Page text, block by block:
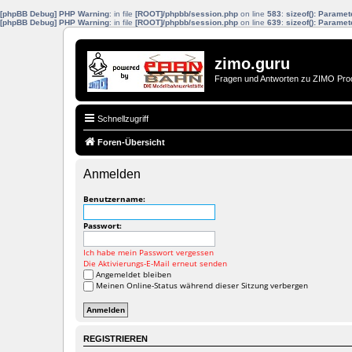
[phpBB Debug] PHP Warning: in file [ROOT]/phpbb/session.php on line 583: sizeof():
[phpBB Debug] PHP Warning: in file [ROOT]/phpbb/session.php on line 639: sizeof():
zimo.guru
Fragen und Antworten zu ZIMO
Schnellzugriff
Foren-Übersicht
Anmelden
Benutzername:
Passwort:
Ich habe mein Passwort vergessen
Die Aktivierungs-E-Mail erneut senden
Angemeldet bleiben
Meinen Online-Status während dieser Sitzung verbergen
REGISTRIEREN